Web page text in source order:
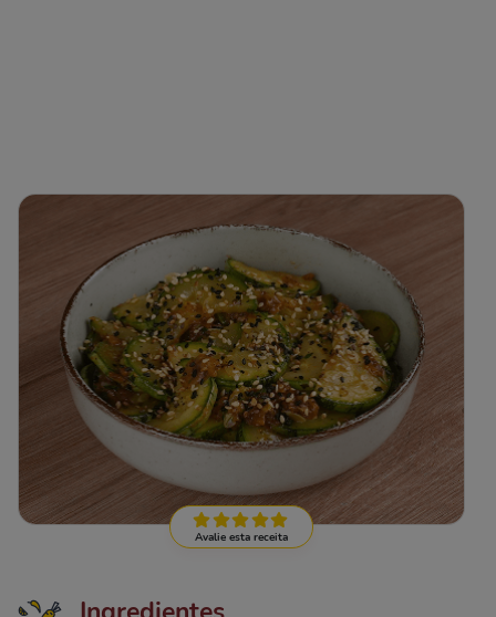
Avalie esta receita